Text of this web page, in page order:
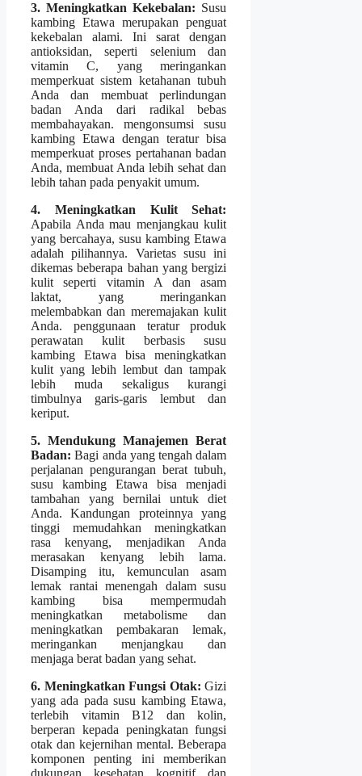
3. Meningkatkan Kekebalan: Susu
kambing Etawa merupakan penguat
kekebalan alami. Ini sarat dengan
antioksidan, seperti selenium dan
vitamin C, yang meringankan
memperkuat sistem ketahanan tubuh
Anda dan membuat perlindungan
badan Anda dari radikal bebas
membahayakan. mengonsumsi susu
kambing Etawa dengan teratur bisa
memperkuat proses pertahanan badan
Anda, membuat Anda lebih sehat dan
lebih tahan pada penyakit umum.
4. Meningkatkan Kulit Sehat:
Apabila Anda mau menjangkau kulit
yang bercahaya, susu kambing Etawa
adalah pilihannya. Varietas susu ini
dikemas beberapa bahan yang bergizi
kulit seperti vitamin A dan asam
laktat, yang meringankan
melembabkan dan meremajakan kulit
Anda. penggunaan teratur produk
perawatan kulit berbasis susu
kambing Etawa bisa meningkatkan
kulit yang lebih lembut dan tampak
lebih muda sekaligus kurangi
timbulnya garis-garis lembut dan
keriput.
5. Mendukung Manajemen Berat
Badan: Bagi anda yang tengah dalam
perjalanan pengurangan berat tubuh,
susu kambing Etawa bisa menjadi
tambahan yang bernilai untuk diet
Anda. Kandungan proteinnya yang
tinggi memudahkan meningkatkan
rasa kenyang, menjadikan Anda
merasakan kenyang lebih lama.
Disamping itu, kemunculan asam
lemak rantai menengah dalam susu
kambing bisa mempermudah
meningkatkan metabolisme dan
meningkatkan pembakaran lemak,
meringankan menjangkau dan
menjaga berat badan yang sehat.
6. Meningkatkan Fungsi Otak: Gizi
yang ada pada susu kambing Etawa,
terlebih vitamin B12 dan kolin,
berperan kepada peningkatan fungsi
otak dan kejernihan mental. Beberapa
komponen penting ini memberikan